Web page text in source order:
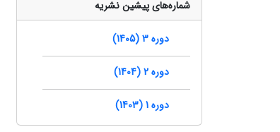
شماره‌های پیشین نشریه
دوره 3 (1405)
دوره 2 (1404)
دوره 1 (1403)